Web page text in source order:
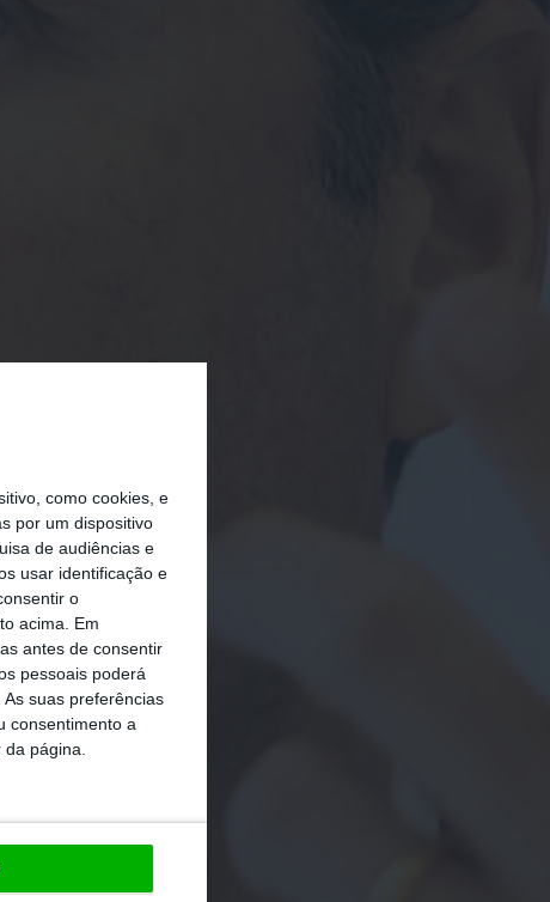
como cookies, e
por um dispositivo
de audiências e
usar identificação e
o
acima. Em
antes de consentir
pessoais poderá
suas preferências
consentimento a
página.